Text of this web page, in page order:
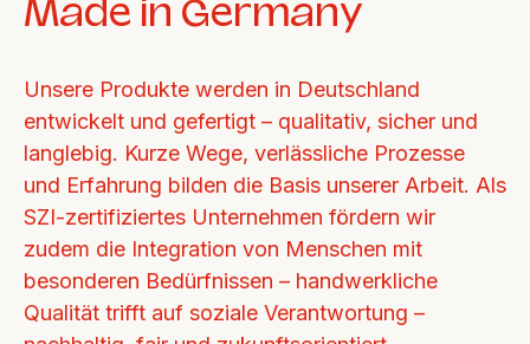
Made in Germany
Unsere Produkte werden in Deutschland
entwickelt und gefertigt – qualitativ, sicher und
langlebig. Kurze Wege, verlässliche Prozesse
und Erfahrung bilden die Basis unserer Arbeit. Als
SZI-zertifiziertes Unternehmen fördern wir
zudem die Integration von Menschen mit
besonderen Bedürfnissen – handwerkliche
Qualität trifft auf soziale Verantwortung –